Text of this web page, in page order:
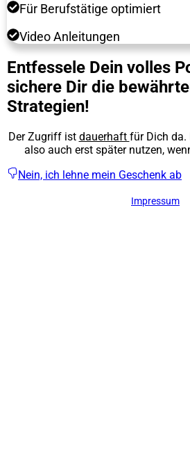
Für Berufstätige optimiert
Video Anleitungen
Entfessele Dein volles
sichere Dir die
Strategien!
Der Zugriff ist dauerhaft für Dich da.
also auch erst später nutzen,
Nein, ich lehne mein Geschenk ab
Impressum